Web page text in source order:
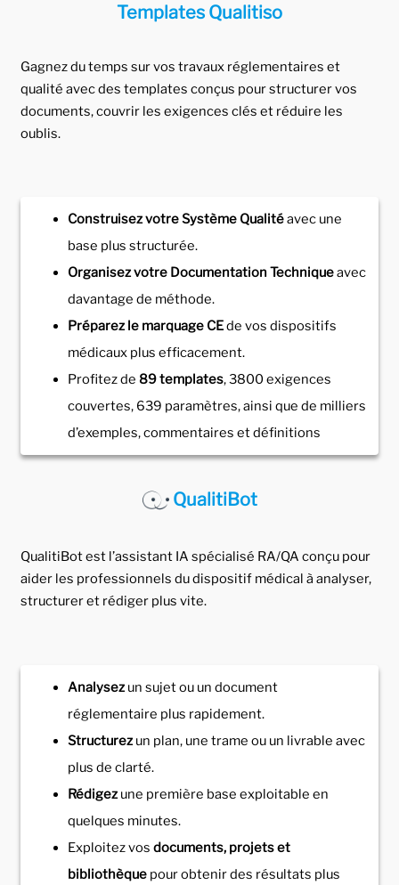
Templates Qualitiso
Gagnez du temps sur vos travaux réglementaires et
qualité avec des templates conçus pour structurer vos
documents, couvrir les exigences clés et réduire les
oublis.
Construisez votre Système Qualitéavec une
base plus structurée.
Organisez votre Documentation Techniqueavec
davantage de méthode.
Préparez le marquage CEde vos dispositifs
médicaux plus efficacement.
Profitez de 89 templates, 3800 exigences
couvertes, 639 paramètres, ainsi que de milliers
d’exemples, commentaires et définitions
QualitiBot
QualitiBot est l’assistant IA spécialisé RA/QA conçu pour
aider les professionnels du dispositif médical à analyser,
structurer et rédiger plus vite.
Analysezun sujet ou un document
réglementaire plus rapidement.
Structurezun plan, une trame ou un livrable avec
plus de clarté.
Rédigezune première base exploitable en
quelques minutes.
Exploitez vosdocuments, projets et
bibliothèque pour obtenir des résultats plus